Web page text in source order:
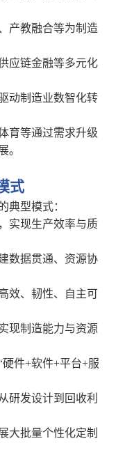
产教融合等为制造
应链金融等多元化
动制造业数智化转
育等通过需求升级
。
式
典型模式：
实现生产效率与质
数据贯通、资源协
效、韧性、自主可
现制造能力与资源
硬件+软件+平台+服
研发设计到回收利
大批量个性化定制